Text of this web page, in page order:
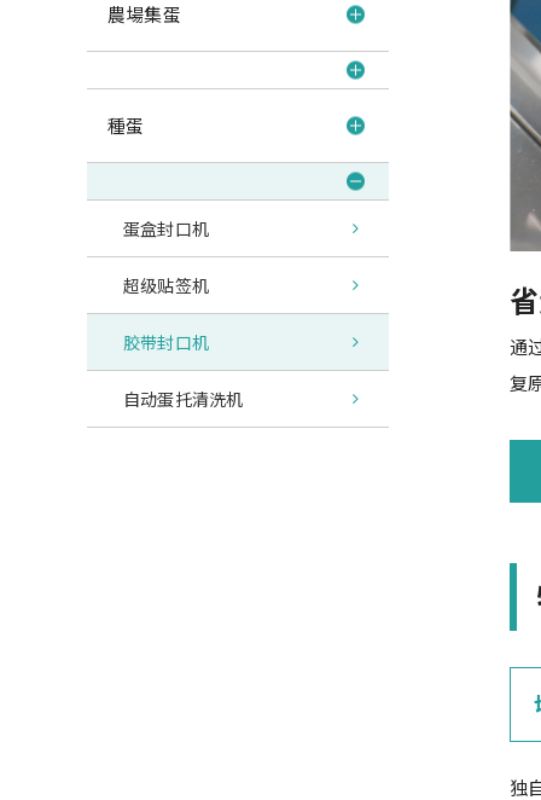
通
复
独
農場集蛋
種蛋
蛋盒封口机
超级贴签机
胶带封口机
自动蛋托清洗机